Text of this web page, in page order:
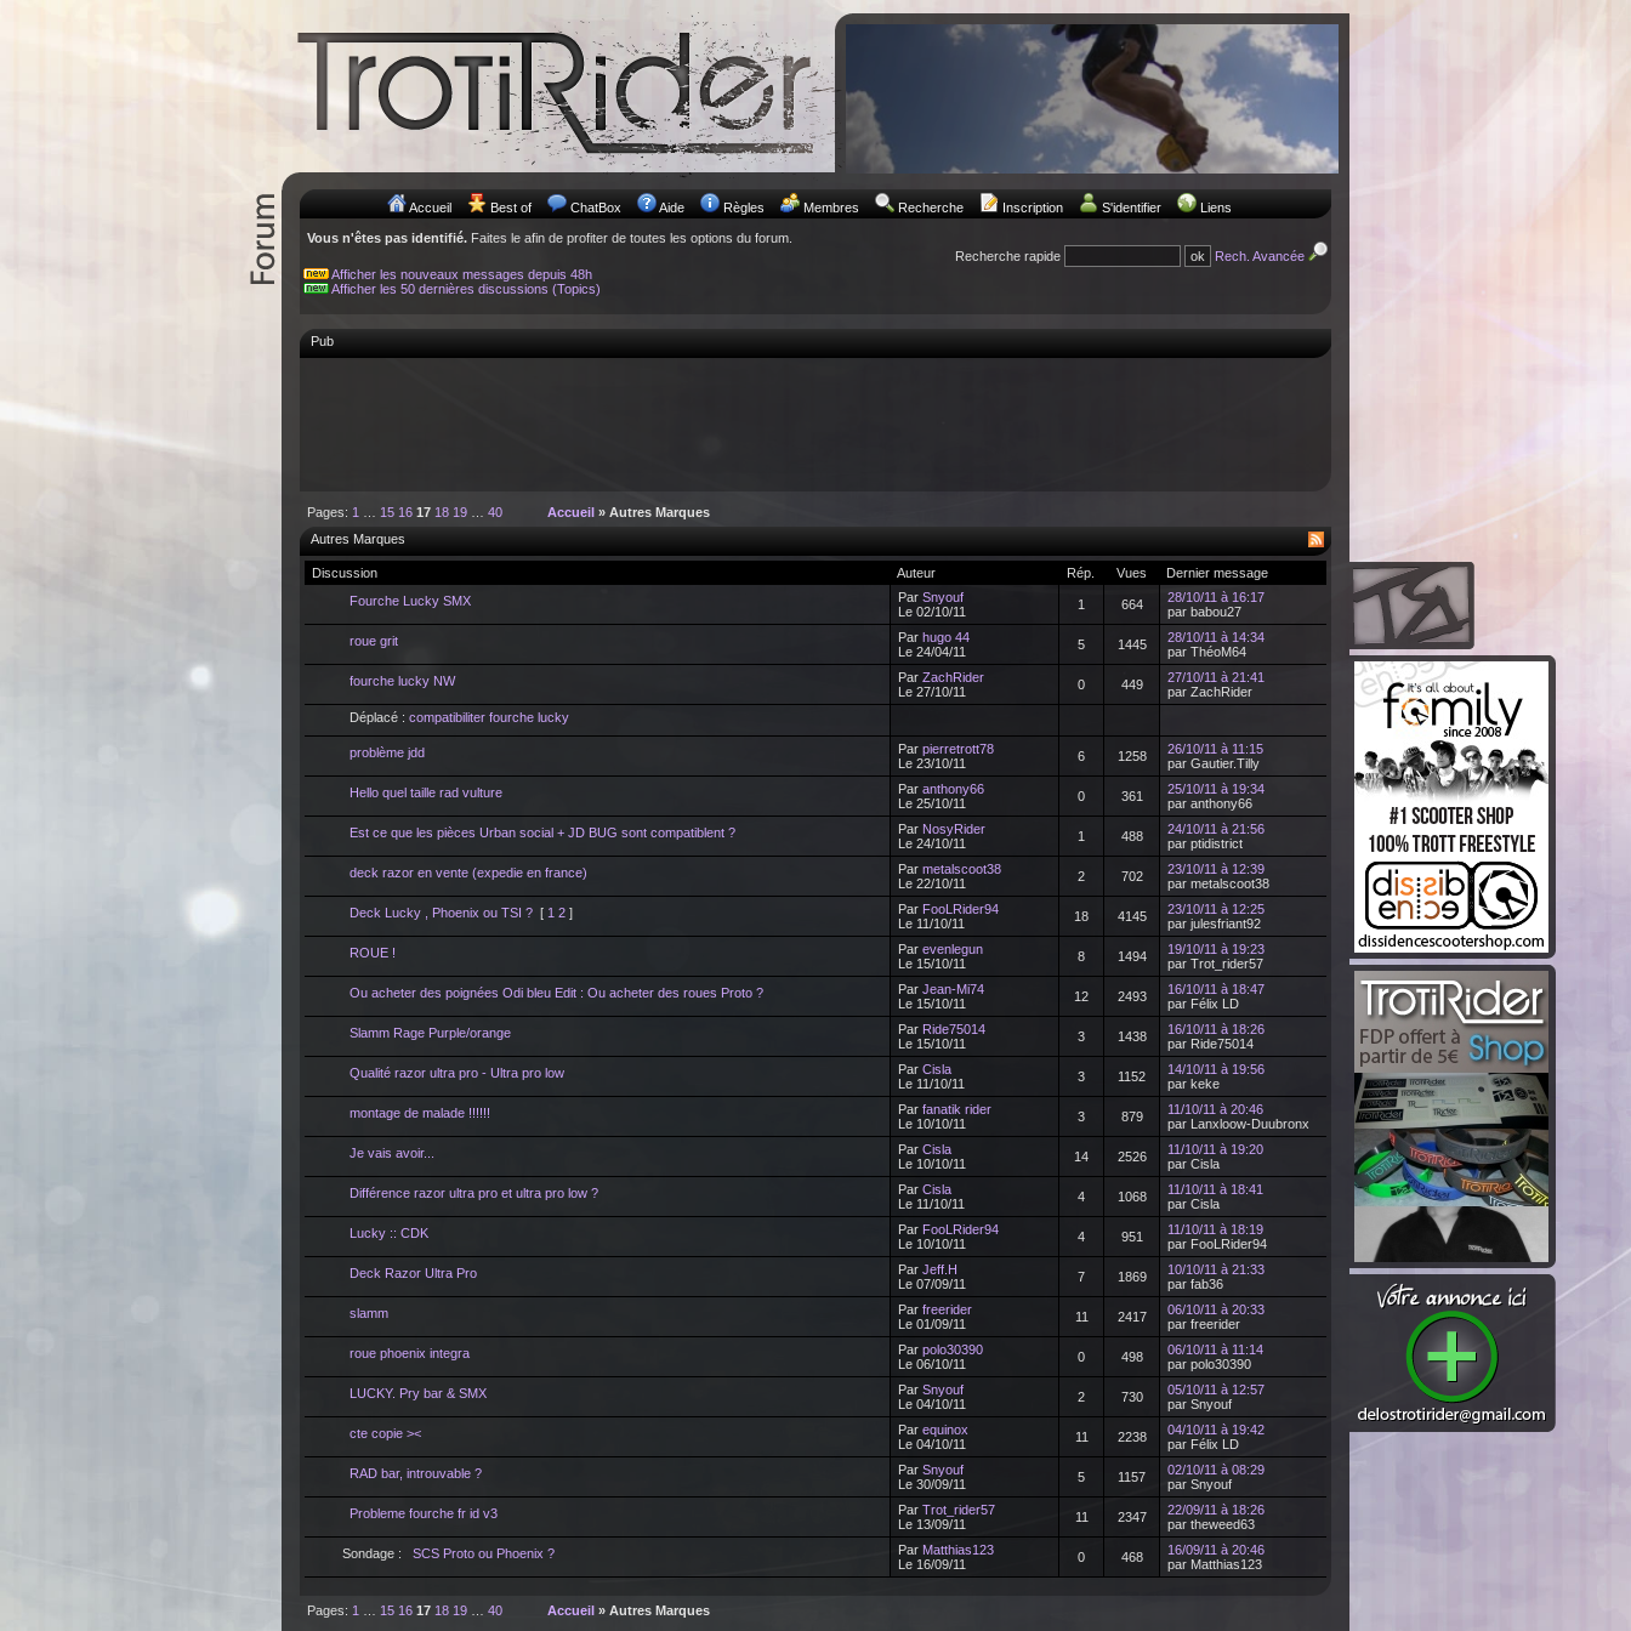
Accueil Best of ChatBox Aide Règles Membres Recherche Inscription S'identifier Liens
Vous n'êtes pas identifié. Faites le afin de profiter de toutes les options du forum.
Recherche rapide
Rech. Avancée
Afficher les nouveaux messages depuis 48h
Afficher les 50 dernières discussions (Topics)
Pub
Pages: 1 15 16 17 18 19 40 Accueil » Autres Marques
Autres Marques
Discussion Auteur Rép. Vues
Dernier message
Fourche Lucky SMX
Par Snyouf
Le 02/10/11
1 664
28/10/11 à 16:17
par babou27
roue grit
Par hugo 44
Le 24/04/11
5 1445
28/10/11 à 14:34
par ThéoM64
fourche lucky NW
Par ZachRider
Le 27/10/11
0 449
27/10/11 à 21:41
par ZachRider
Déplacé :compatibiliter fourche lucky
problème jdd Par pierretrott78
Le 23/10/11
6 1258
26/10/11 à 11:15
par Gautier.Tilly
Hello quel taille rad vulture
Par anthony66
Le 25/10/11
0 361
25/10/11 à 19:34
par anthony66
Est ce que les pièces Urban social + JD BUG sont compatiblent ?
Par NosyRider
Le 24/10/11
1 488
24/10/11 à 21:56
par ptidistrict
deck razor en vente (expedie en france)
Par metalscoot38
Le 22/10/11
2 702
23/10/11 à 12:39
par metalscoot38
Deck Lucky , Phoenix ou TSI ? [ 1 2 ] Par FooLRider94
Le 11/10/11
18 4145
23/10/11 à 12:25
par julesfriant92
ROUE !
Par evenlegun
Le 15/10/11
8 1494
19/10/11 à 19:23
par Trot_rider57
Ou acheter des poignées Odi bleu Edit : Ou acheter des roues Proto ?
Par Jean-Mi74
Le 15/10/11
12 2493
16/10/11 à 18:47
par Félix LD
Slamm Rage Purple/orange
Par Ride75014
Le 15/10/11
3 1438
16/10/11 à 18:26
par Ride75014
Qualité razor ultra pro - Ultra pro low
Par Cisla
Le 11/10/11
3 1152
14/10/11 à 19:56
par keke
montage de malade !!!!!!
Par fanatik rider
Le 10/10/11
3 879
11/10/11 à 20:46
par Lanxloow-Duubronx
Je vais avoir...
Par Cisla
Le 10/10/11
14 2526
11/10/11 à 19:20
par Cisla
Différence razor ultra pro et ultra pro low ?
Par Cisla
Le 11/10/11
4 1068
11/10/11 à 18:41
par Cisla
Lucky :: CDK
Par FooLRider94
Le 10/10/11
4 951
11/10/11 à 18:19
par FooLRider94
Deck Razor Ultra Pro
Par Jeff.H
Le 07/09/11
7 1869
10/10/11 à 21:33
par fab36
slamm
Par freerider
Le 01/09/11
11 2417
06/10/11 à 20:33
par freerider
roue phoenix integra
Par polo30390
Le 06/10/11
0 498
06/10/11 à 11:14
par polo30390
LUCKY. Pry bar & SMX
Par Snyouf
Le 04/10/11
2 730
05/10/11 à 12:57
par Snyouf
cte copie ><
Par equinox
Le 04/10/11
11 2238
04/10/11 à 19:42
par Félix LD
RAD bar, introuvable ?
Par Snyouf
Le 30/09/11
5 1157
02/10/11 à 08:29
par Snyouf
Probleme fourche fr id v3
Par Trot_rider57
Le 13/09/11
11 2347
22/09/11 à 18:26
par theweed63
Sondage :SCS Proto ou Phoenix ? Par Matthias123
Le 16/09/11
0 468
16/09/11 à 20:46
par Matthias123
Pages: 1 15 16 17 18 19 40 Accueil » Autres Marques